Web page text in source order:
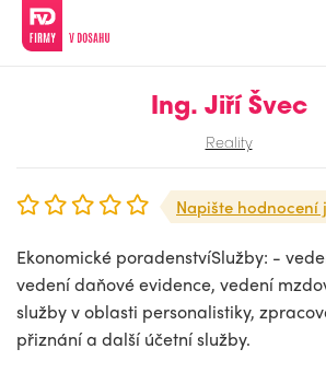
Ing. Jiří Švec
Reality
Napište hodnocení
Ekonomické poradenstvíSlužby: -
vedení daňové evidence, vedení
služby v oblasti personalistiky,
přiznání a další účetní služby.